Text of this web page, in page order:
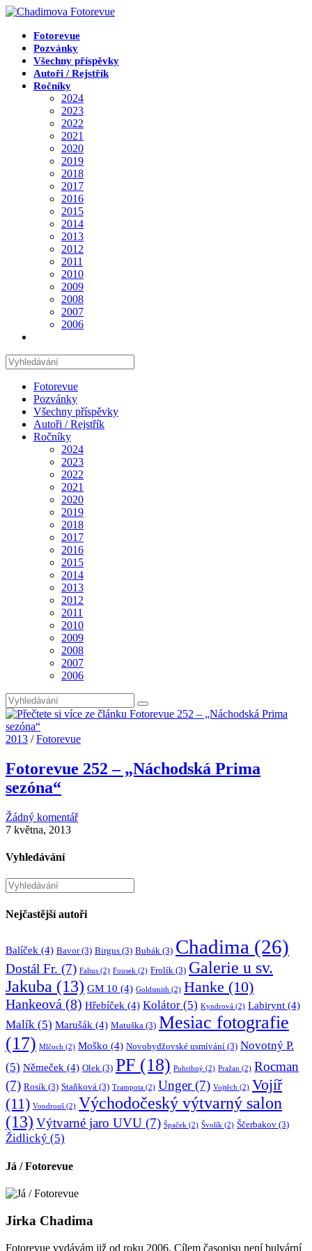
Přejít
obsahuFotorevue
Pozvánky
Všechny příspěvky
Autoři / Rejstřík
Ročníky
2024
2023
2022
2021
2020
2019
2018
2017
2016
2015
2014
2013
2012
2011
2010
2009
2008
2007
2006
Hledat
na
stránceFotorevue
Pozvánky
Všechny příspěvky
Autoři / Rejstřík
Ročníky
2024
2023
2022
2021
2020
2019
2018
2017
2016
2015
2014
2013
2012
2011
2010
2009
2008
2007
2006
2013 /Fotorevue
Fotorevue 252 – „Náchodská Prima
sezóna“
Žádný komentář
7 května, 2013
Vyhledávání
Hledat
na
stránce
Nejčastější autoři
Balíček (4) Bavor(3) Birgus (3) Bubák (3) Chadima (26)
Dostál Fr. (7) Faltus (2) Fousek (2) Frolík (3) Galerie u sv.
Jakuba (13) GM 10 (4) Goldsmith (2) Hanke (10)
Hankeová (8) Hřebíček (4) Kolátor (5) Kyndrová (2) Labirynt (4)
Malík (5) Marušák (4) Matuška (3) Mesiac fotografie
(17) Mlčoch (2) Moško (4) Novobydžovské usmívání (3) Novotný P.
(5) Němeček (4) Olek (3) PF (18) Pohribný (2) Pražan (2) Rocman
(7) Rosík (3) Staňková (3) Trampota (2) Unger(7) Vojtěch (2) Vojíř
(11) Vondrouš (2) Východočeský výtvarný salon
(13) Výtvarné jaro UVU (7) Špaček (2) Švolík (2) Ščerbakov (3)
Židlický (5)
Já / Fotorevue
Jirka Chadima
Fotorevue vydávám již od roku 2006. Cílem časopisu není bulvární